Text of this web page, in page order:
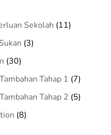
Sekolah 1111
33
3030
productsTahap 1 77
products
Tahap 2 55
88